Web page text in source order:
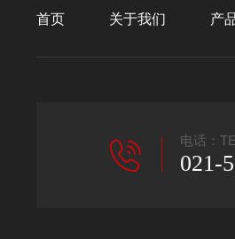
首页 关于我们 产
电话：
021-